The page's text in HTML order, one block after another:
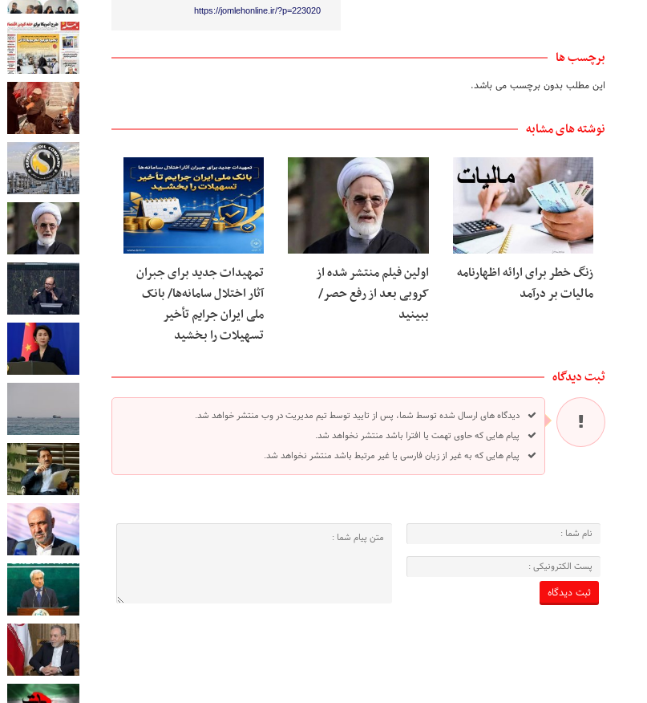
https://jomlehonline.ir/?p=223020
برچسب ها
این مطلب بدون برچسب می باشد.
نوشته های مشابه
زنگ خطر برای ارائه اظهارنامه
مالیات بر درآمد
اولین فیلم منتشر شده از
کروبی بعد از رفع حصر/
ببینید
تمهیدات جدید برای جبران
آثار اختلال سامانه‌ها/ بانک
ملی ایران جرایم تأخیر
تسهیلات را بخشید
ثبت دیدگاه
دیدگاه های ارسال شده توسط شما، پس از تایید توسط تیم مدیریت در وب منتشر خواهد شد.
پیام هایی که حاوی تهمت یا افترا باشد منتشر نخواهد شد.
پیام هایی که به غیر از زبان فارسی یا غیر مرتبط باشد منتشر نخواهد شد.